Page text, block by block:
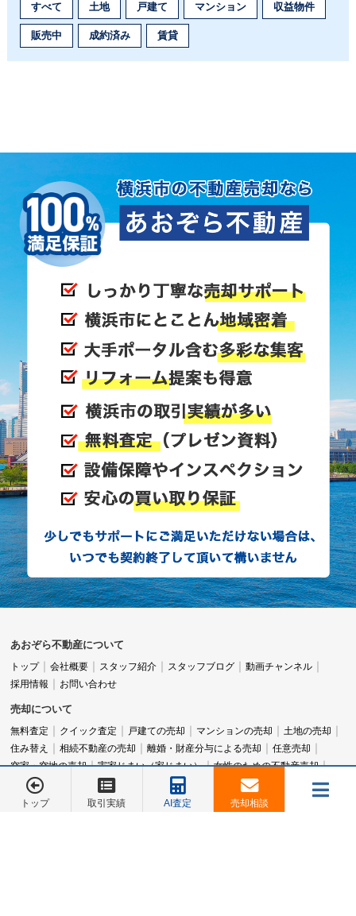
すべて 土地 戸建て マンション 収益物件
販売中 成約済み 賃貸
あおぞら不動産について
トップ 会社概要 スタッフ紹介 スタッフブログ
動画チャンネル
採用情報
お問い合わせ
売却について
無料査定 クイック査定 戸建ての売却 マンションの売却
土地の売却
住み替え
相続不動産の売却 離婚・財産分与による売却
任意売却
空家・空地の売却
実家じまい（家じまい）
女性のための不動産売却
アパート売却
横浜市旭区の不動産売却
横浜市西区の不動産売却
横浜市泉区の不動産売却
横浜市保土ヶ谷区の不動産売却
トップ 取引実績 AI査定
売却相談